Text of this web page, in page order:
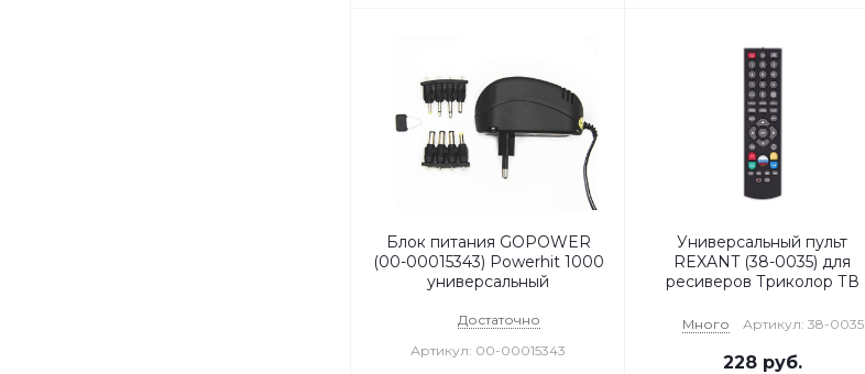
Блок питания GOPOWER
(00-00015343) Powerhit 1000
универсальный
Достаточно
Артикул: 00-00015343
Универсальный пульт
REXANT (38-0035) для
ресиверов Триколор ТВ
Много Артикул: 38-0035
228руб.